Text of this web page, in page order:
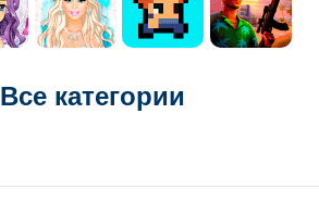
Все категории